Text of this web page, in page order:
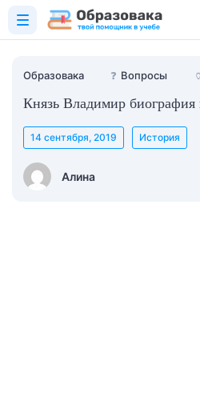
Образовака ❓ Вопросы 🏺
Князь Владимир биография
Алина
14 сентября, 2019 История